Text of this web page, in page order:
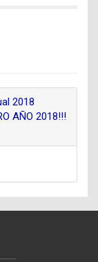
2018
AÑO 2018!!!